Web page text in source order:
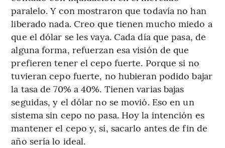
paralelo. Y con mostraron que todavía no han
liberado nada. Creo que tienen mucho miedo a
que el dólar se les vaya. Cada día que pasa, de
alguna forma, refuerzan esa visión de que
prefieren tener el cepo fuerte. Porque si no
tuvieran cepo fuerte, no hubieran podido bajar
la tasa de 70% a 40%. Tienen varias bajas
seguidas, y el dólar no se movió. Eso en un
sistema sin cepo no pasa. Hoy la intención es
mantener el cepo y, sí, sacarlo antes de fin de
año sería lo ideal.